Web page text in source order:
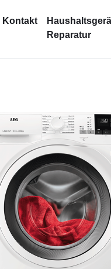
Kontakt
Reparatur